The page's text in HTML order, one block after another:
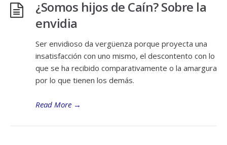
¿Somos hijos de Caín? Sobre la
envidia
Ser envidioso da vergüenza porque proyecta una
insatisfacción con uno mismo, el descontento con lo
que se ha recibido comparativamente o la amargura
por lo que tienen los demás.
Read More →